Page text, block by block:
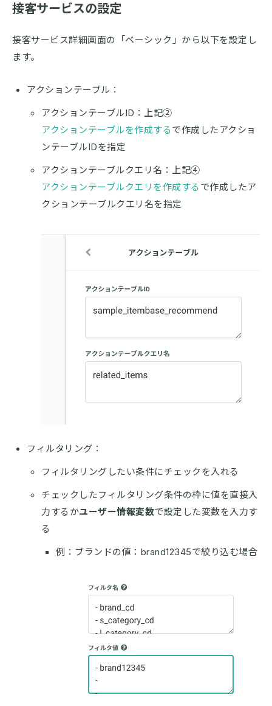
接客サービスの設定
接客サービス詳細画面の「ベーシック」から以下を設定し
ます。
アクションテーブル：
アクションテーブルID：上記②
アクションテーブルを作成するで作成したアクショ
ンテーブルIDを指定
アクションテーブルクエリ名：上記④
アクションテーブルクエリを作成する で作成したア
クションテーブルクエリ名を指定
フィルタリング：
フィルタリングしたい条件にチェックを入れる
チェックしたフィルタリング条件の枠に値を直接入
力するかユーザー情報変数で設定した変数を入力す
る
例：ブランドの値：brand12345で絞り込む場合